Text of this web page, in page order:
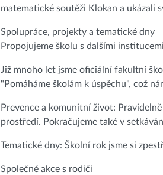
matematické soutěži Klokan a ukázali
Spolupráce, projekty a tematické dny
Propojujeme školu s dalšími
Již mnoho let jsme oficiální fakultní
"Pomáháme školám k úspěchu", což
Prevence a komunitní život:
prostředí. Pokračujeme také v
Tematické dny: Školní rok jsme si
Společné akce s rodiči